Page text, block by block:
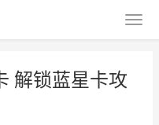
解锁蓝星卡攻